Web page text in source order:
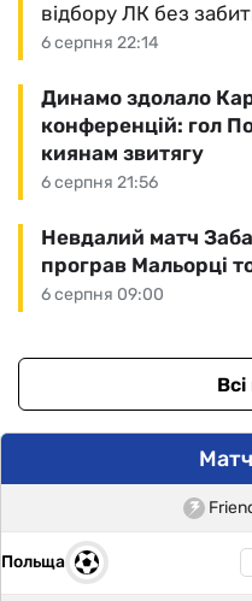
6 серпня 22:14
відбору ЛК без
6 серпня 21:56
Динамо здолало
конференцій: гол
киянам звитягу
6 серпня 09:00
Невдалий матч
програв Мальорці
Польща